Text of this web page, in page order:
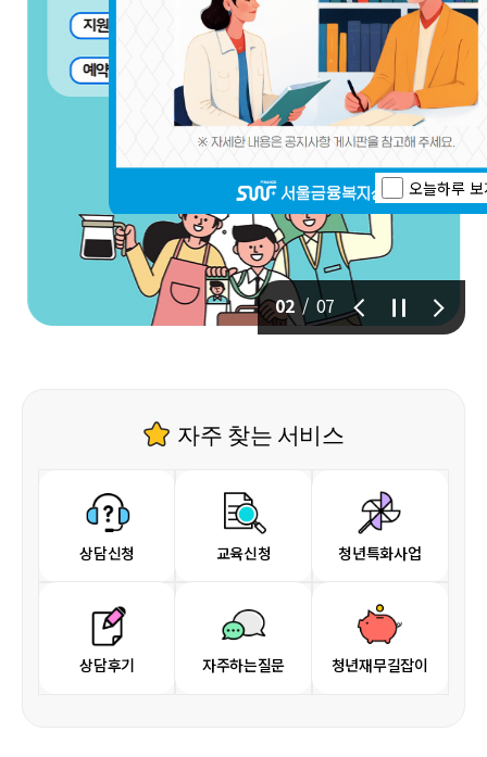
오늘하루
02/ 07
이
전
정
지
다
음
자주 찾는 서비스
상담신청 교육신청 청년특화사업
상담후기 자주하는질문 청년재무길잡이